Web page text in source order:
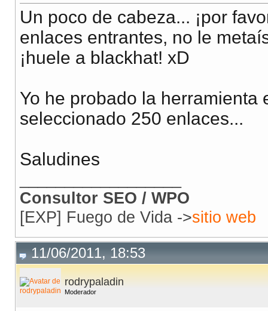
Un poco de cabeza... ¡por
enlaces entrantes, no le
¡huele a blackhat! xD
Yo he probado la herramienta
seleccionado 250 enlaces...
Saludines
Consultor SEO / WPO
[EXP] Fuego de Vida ->sitio web
11/06/2011, 18:53
rodrypaladin
Moderador